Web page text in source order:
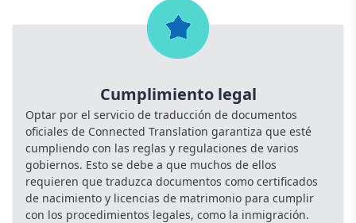
Cumplimiento legal
Optar por el servicio de traducción de documentos
oficiales de Connected Translation garantiza que esté
cumpliendo con las reglas y regulaciones de varios
gobiernos. Esto se debe a que muchos de ellos
requieren que traduzca documentos como certificados
de nacimiento y licencias de matrimonio para cumplir
con los procedimientos legales, como la inmigración.